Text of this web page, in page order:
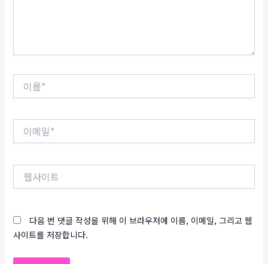
다음 번 댓글 작성을 위해 이 브라우저에 이름, 이메일, 그리고 웹
사이트를 저장합니다.